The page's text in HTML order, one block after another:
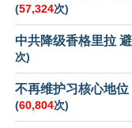
(57,324次)
中共降级香格里拉
次)
不再维护习核心地
(60,804次)